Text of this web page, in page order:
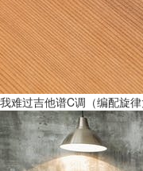
我难过吉他谱C调（编配旋